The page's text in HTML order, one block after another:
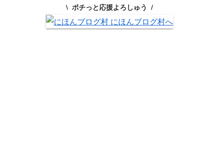
ポチっと応援よろしゅう